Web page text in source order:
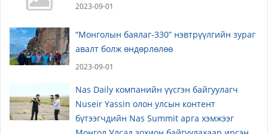
2023-09-01
“Монголын баялаг-330” нэвтрүүлгийн зураг
авалт болж өндөрлөлөө
2023-09-01
Nas Daily компанийн үүсгэн байгуулагч
Nuseir Yassin олон улсын контент
бүтээгчдийн Nas Summit арга хэмжээг